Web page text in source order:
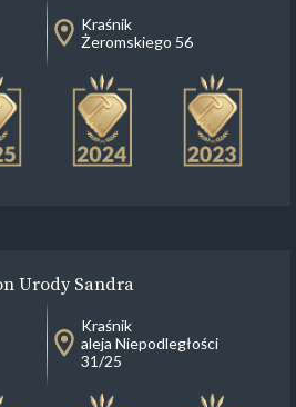
Kraśnik
Żeromskiego 56
Urody Sandra
Kraśnik
aleja Niepodległości
31/25